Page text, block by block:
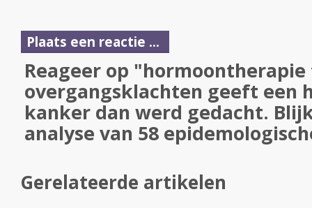
Plaats een reactie ...
Reageer op
overgangsklachten geeft een
kanker dan werd gedacht.
analyse van 58
Gerelateerde artikelen